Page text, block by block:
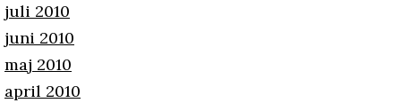
juli 2010
juni 2010
maj 2010
april 2010